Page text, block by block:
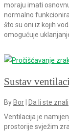
moraju imati
normalno
što su oni iz kojih
omogućuje
Sustav
By Bor Da li ste znali
Ventilacija je
prostorije svježim